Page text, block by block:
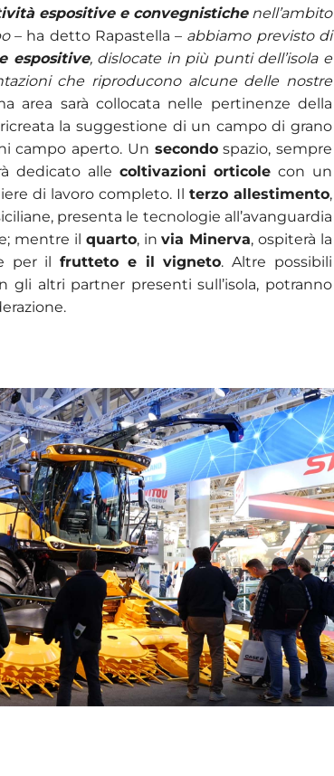
espositive e convegnistichenell’ambito
– ha detto Rapastella – abbiamo previsto di
espositive, dislocate in più punti dell’isola e
che riproducono alcune delle nostre
area sarà collocata nelle pertinenze della
la suggestione di un campo di grano
campo aperto. Un secondospazio, sempre
dedicato alle coltivazioni orticole con un
di lavoro completo. Ilterzo allestimento,
presenta le tecnologie all’avanguardia
mentre il quarto, invia Minerva, ospiterà la
per ilfrutteto e il vigneto. Altre possibili
gli altri partner presenti sull’isola, potranno